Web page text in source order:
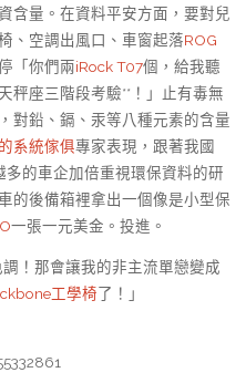
含量。在資料平安方面，要對兒
、空調出風口、車窗起落ROG
「你們兩iRock T07個，給我聽
秤座三階段考驗**！」止有毒無
對鉛、鎘、汞等八種元素的含量
系統傢俱專家表現，跟著我國
的車企加倍重視環保資料的研
的後備箱裡拿出一個像是小型保
一張一元美金。投進。
！那會讓我的非主流單戀變成
工學椅了！」